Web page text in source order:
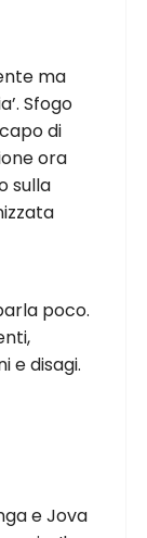
ma
Sfogo
di
ora
sulla
poco.
e disagi.
e Jova